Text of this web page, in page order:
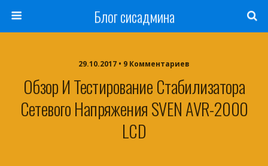
Блог сисадмина
29.10.2017 • 9 Комментариев
Обзор И Тестирование Стабилизатора
Сетевого Напряжения SVEN AVR-2000
LCD